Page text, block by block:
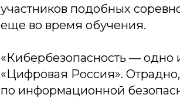
участников подобных
еще во время обучения.
«Кибербезопасность — одно
«Цифровая Россия».
по информационной